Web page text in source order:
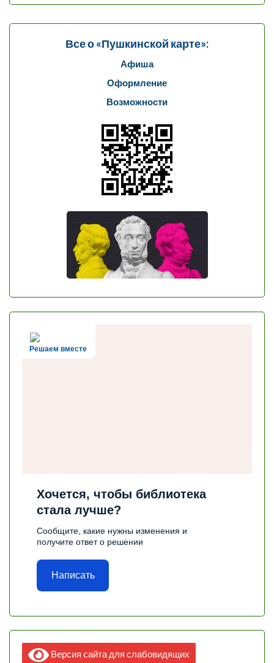
Все о «Пушкинской карте»:
Афиша
Оформление
Возможности
Решаем вместе
Хочется, чтобы библиотека
стала лучше?
Сообщите, какие нужны изменения и
получите ответ о решении
Написать
Версия сайта для слабовидящих